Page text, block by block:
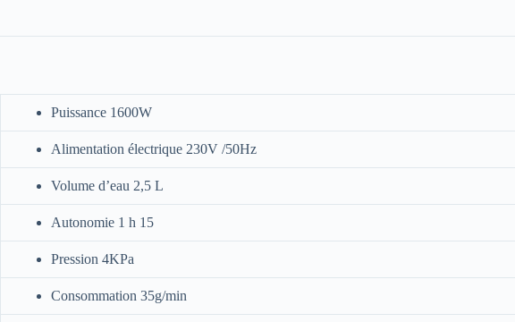
Puissance 1600W
Alimentation électrique 230V /50Hz
Volume d’eau 2,5 L
Autonomie 1 h 15
Pression 4KPa
Consommation 35g/min